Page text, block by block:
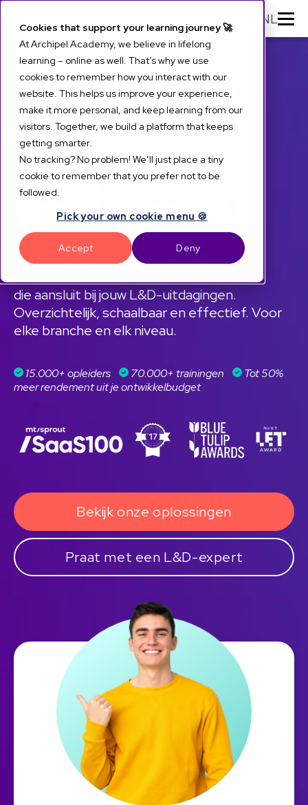
Cookies that support your learning journey 🚀
At Archipel Academy, we believe in lifelong
learning – online as well. That’s why we use
cookies to remember how you interact with our
website. This helps us improve your experience,
make it more personal, and keep learning from our
visitors. Together, we build a platform that keeps
getting smarter.
No tracking? No problem! We’ll just place a tiny
cookie to remember that you prefer not to be
followed.
Pick your own cookie menu 🍪
Accept Deny
NL
Jouw partner in
slimme
leeroplossingen
voor HR en L&D
Met onze jarenlange ervaring kiezen we
die aansluit bij jouw L&D-uitdagingen.
Overzichtelijk, schaalbaar en effectief. Voor
elke branche en elk niveau.
15.000+ opleiders 70.000+ trainingen
Tot 50%
meer rendement uit je ontwikkelbudget
Bekijk onze oplossingen
Praat met een L&D-expert